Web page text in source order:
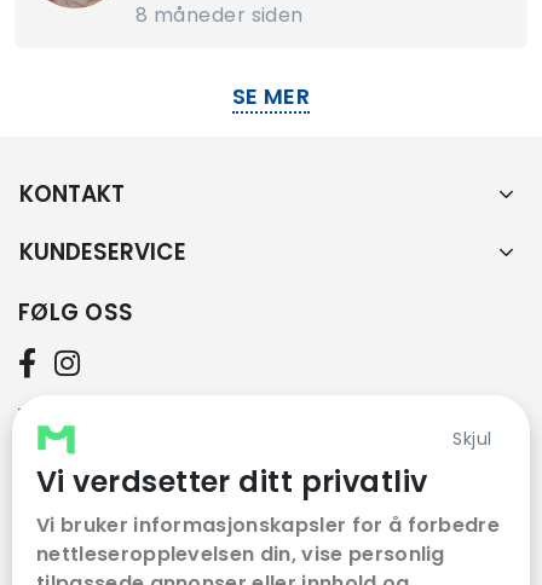
Skjul
Vi verdsetter ditt privatliv
Vi bruker informasjonskapsler for å forbedre
nettleseropplevelsen din, vise personlig
8 måneder siden
SE MER
KONTAKT
KUNDESERVICE
FØLG OSS
VÅRE SAMARBEIDSPARTNERE